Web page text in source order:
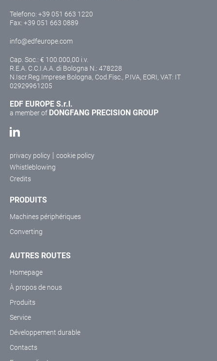
Telefono: +39 051 663 1220
Fax: +39 051 663 0889
info@edfeurope.com
Cap. Soc.: € 100.000,00 i.v.
R.E.A. C.C.I.A.A. di Bologna N.: 478228
N.Iscr.Reg.Imprese Bologna, Cod.Fisc., P.IVA, EORI, VAT: IT
02929961205
EDF EUROPE S.r.l.
a member of DONGFANG PRECISION GROUP
privacy policy | cookie policy
Whistleblowing
Credits
PRODUITS
Machines périphériques
Converting
AUTRES ROUTES
Homepage
À propos de nous
Produits
Service
Développement durable
Contacts